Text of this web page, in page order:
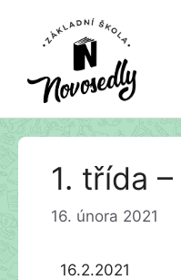
Přeskočit
1. třída –
16. února 2021
16.2.2021